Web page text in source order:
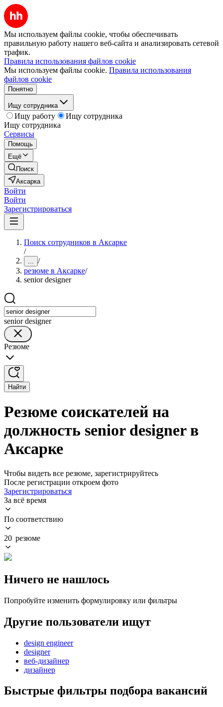
Мы используем файлы cookie, чтобы обеспечивать
правильную работу нашего веб-сайта и анализировать сетевой
трафик.
Правила использования файлов cookie
Мы используем файлы cookie. Правила использования
файлов cookie
Понятно
Ищу сотрудника
Ищу работу
Ищу сотрудника
Ищу сотрудника
Сервисы
Помощь
Ещё
Поиск
Аксарка
Войти
Войти
Зарегистрироваться
Поиск сотрудников в Аксарке
/
... /
резюме в Аксарке/
senior designer
senior designer
Резюме
Найти
Резюме соискателей на
должность senior designer в
Аксарке
Чтобы видеть все резюме, зарегистрируйтесь
После регистрации откроем фото
Зарегистрироваться
За всё время
По соответствию
20 резюме
Ничего не нашлось
Попробуйте изменить формулировку или фильтры
Другие пользователи ищут
design engineer
designer
веб-дизайнер
дизайнер
Быстрые фильтры подбора вакансий